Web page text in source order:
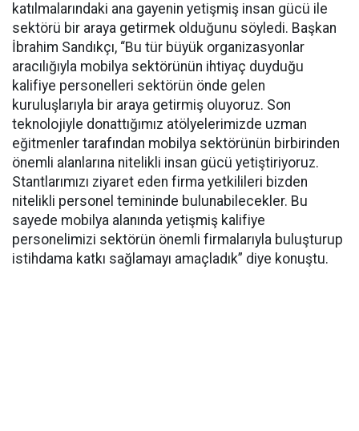
katılmalarındaki ana gayenin yetişmiş insan gücü ile
sektörü bir araya getirmek olduğunu söyledi. Başkan
İbrahim Sandıkçı, “Bu tür büyük organizasyonlar
aracılığıyla mobilya sektörünün ihtiyaç duyduğu
kalifiye personelleri sektörün önde gelen
kuruluşlarıyla bir araya getirmiş oluyoruz. Son
teknolojiyle donattığımız atölyelerimizde uzman
eğitmenler tarafından mobilya sektörünün birbirinden
önemli alanlarına nitelikli insan gücü yetiştiriyoruz.
Stantlarımızı ziyaret eden firma yetkilileri bizden
nitelikli personel temininde bulunabilecekler. Bu
sayede mobilya alanında yetişmiş kalifiye
personelimizi sektörün önemli firmalarıyla buluşturup
istihdama katkı sağlamayı amaçladık” diye konuştu.